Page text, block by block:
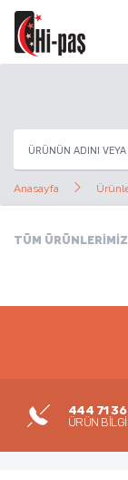
Anasayfa
TÜM ÜRÜNLERİMİZ
444 71 36
ÜRÜN